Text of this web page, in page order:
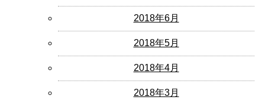
2018年6月
2018年5月
2018年4月
2018年3月